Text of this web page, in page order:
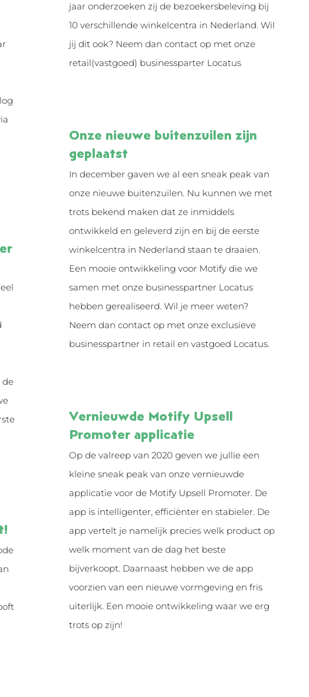
jaar onderzoeken zij de bezoekersbeleving bij
10 verschillende winkelcentra in Nederland. Wil
jij dit ook? Neem dan contact op met onze
retail(vastgoed) businessparter Locatus
Onze nieuwe buitenzuilen zijn
geplaatst
In december gaven we al een sneak peak van
onze nieuwe buitenzuilen. Nu kunnen we met
trots bekend maken dat ze inmiddels
ontwikkeld en geleverd zijn en bij de eerste
winkelcentra in Nederland staan te draaien.
Een mooie ontwikkeling voor Motify die we
samen met onze businesspartner Locatus
hebben gerealiseerd. Wil je meer weten?
Neem dan contact op met onze exclusieve
businesspartner in retail en vastgoed Locatus.
de
Vernieuwde Motify Upsell
Promoter applicatie
Op de valreep van 2020 geven we jullie een
kleine sneak peak van onze vernieuwde
applicatie voor de Motify Upsell Promoter. De
app is intelligenter, efficiënter en stabieler. De
app vertelt je namelijk precies welk product op
welk moment van de dag het beste
bijverkoopt. Daarnaast hebben we de app
voorzien van een nieuwe vormgeving en fris
uiterlijk. Een mooie ontwikkeling waar we erg
trots op zijn!